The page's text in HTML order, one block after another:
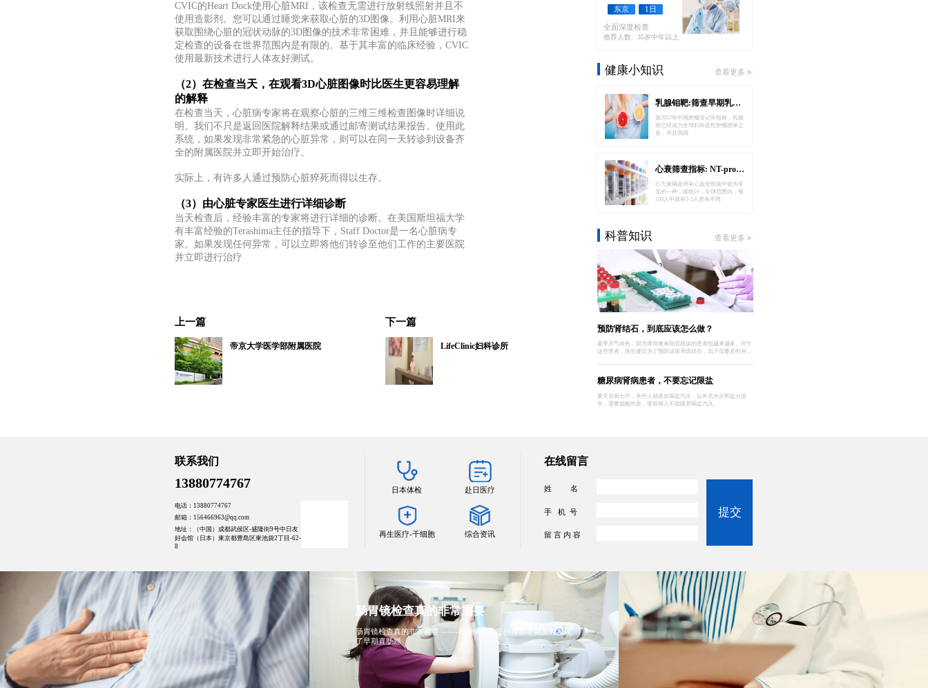
CVIC的Heart Dock使用心脏MRI，该检查无需进行放射线照射并且不
使用造影剂。您可以通过睡觉来获取心脏的3D图像。 利用心脏MRI来
获取围绕心脏的冠状动脉的3D图像的技术非常困难，并且能够进行稳
定检查的设备在世界范围内是有限的。基于其丰富的临床经验，CVIC
使用最新技术进行人体友好测试。
（2）在检查当天，在观看3D心脏图像时比医生更容易理解
的解释
在检查当天，心脏病专家将在观察心脏的三维三维检查图像时详细说
明。我们不只是返回医院解释结果或通过邮寄测试结果报告。 使用此
系统，如果发现非常紧急的心脏异常，则可以在同一天转诊到设备齐
全的附属医院并立即开始治疗。
实际上，有许多人通过预防心脏猝死而得以生存。
（3）由心脏专家医生进行详细诊断
当天检查后，经验丰富的专家将进行详细的诊断。在美国斯坦福大学
有丰富经验的Terashima主任的指导下，Staff Doctor是一名心脏病专
家。 如果发现任何异常，可以立即将他们转诊至他们工作的主要医院
并立即进行治疗
上一篇
帝京大学医学部附属医院
下一篇
LifeClinic妇科诊所
东京 1日
全面深度检查
推荐人数: 35岁中年以上
健康小知识 查看更多>
乳腺钼靶:筛查早期乳腺癌
据2017年中国肿瘤登记年报称，乳腺
癌已经成为全球妇科恶性肿瘤榜单之
首，并且我国
心衰筛查指标: NT-proBNP
心力衰竭是所有心血管疾病中较为常
见的一种，据统计，全球范围内，每
100人中就有3-5人患有不同
科普知识 查看更多>
预防肾结石，到底应该怎么做？
夏季天气炎热，因为肾绞痛来医院就诊的患者也越来越多。对于
这些患者，医生建议为了预防泌尿系统结石，出汗后要及时补...
糖尿病肾病患者，不要忘记限盐
夏天容易出汗，有些人就喜欢喝盐汽水，以补充水分和盐分流
失，需要提醒的是，肾脏病人不能随意喝盐汽水。
联系我们
13880774767
电话：13880774767
邮箱：156466963@qq.com
地址：（中国）成都武侯区-盛隆街9号中日友
好会馆（日本）東京都豊島区東池袋2丁目-62-
8
日本体检 赴日医疗
再生医疗-干细胞 综合资讯
在线留言
姓 名
手 机 号
留 言 内 容
提交
二次诊断后，终于可以好好睡一觉了
二次诊断后，终于可以好好睡一觉了